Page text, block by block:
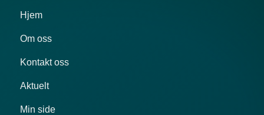
Hjem
Om oss
Kontakt oss
Aktuelt
Min side